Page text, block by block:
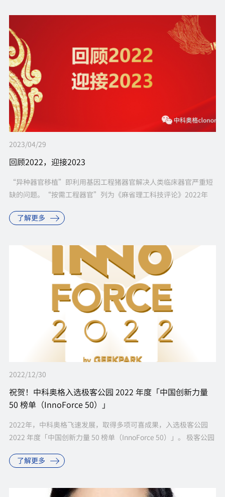
2023/04/29
回顾2022，迎接2023
“异种器官移植”即利用基因工程猪器官解决人类临床器官严重短
缺的问题。“按需工程器官”列为《麻省理工科技评论》2022年
Nature 2022年度...
了解更多
2022/12/30
祝贺！中科奥格入选极客公园 2022 年度「中国创新力量
50 榜单（InnoForce 50）」
2022年，中科奥格飞速发展，取得多项可喜成果，入选极客公园
2022 年度「中国创新力量 50 榜单（InnoForce 50）」。 极客公园
了解更多